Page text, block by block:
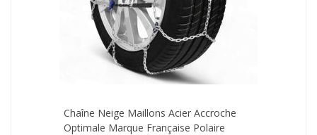
Chaîne Neige Maillons Acier Accroche
Optimale Marque Française Polaire